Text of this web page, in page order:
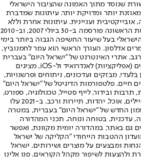
שנוסד מתוך האמונה שהציבור הישראלי
מאוזנת יותר ומדויקת יותר. עיתונות שמדברת
אובייקטיבית ועניינית. עיתונות אחרת וללא
תשלום. המהדורה המודפסת הראשונה פורסמה ב-30 ביולי 2007, וב-2010
בעל שיעור החשיפה הגבוה ביותר בימי
אדלסון. העורך הראשי הוא עמר לחמנוביץ,
אתרי האינטרנט של "ישראל היום" בעברית
ובאנגלית, כמו כן היישומונים (אפליקציות) לאנדרואיד ול-iOS, מציגים
מבזקים ועדכונים, ניתוחים ופרשנויות,
חיים. פלטפורמות הדיגיטל של "ישראל היום"
תרבות ובידור, לייף סטייל, טכנולוגיה, ספורט,
כלכלה וצרכנות, בריאות, חיילים, אוכל, יהדות, תיירות ורכב. ב-2021 עלו
החדש של "ישראל היום" בעברית, במטרה
עדכנית, בטוחה ונוחה. תכני המהדורה
גם באתר, במהדורה יומית מקוונת, ואפשר
ההטבות הייחודי "הקליקה של ישראל
ומבצעים על מוצרים ושירותים. ישראל
ולהצעות לשיפור מקהל הקוראים. פנו אלינו